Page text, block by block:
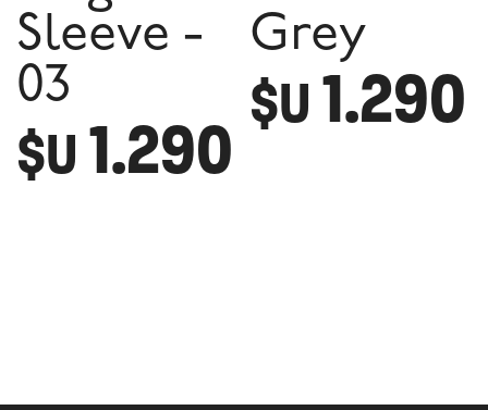
Sleeve -
03
$U 1.290
Grey
$U 1.290